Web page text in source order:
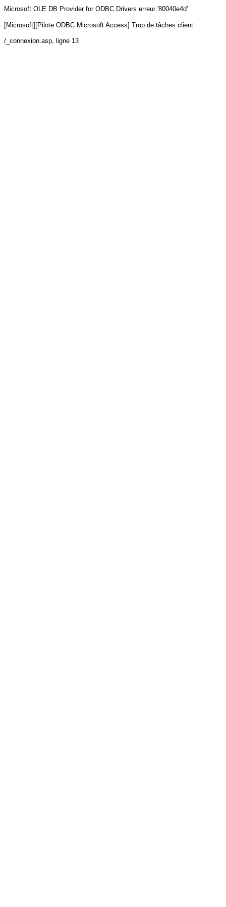
Microsoft OLE DB Provider for ODBC Drivers erreur '80040e4d'
[Microsoft][Pilote ODBC Microsoft Access] Trop de tâches client.
/_connexion.asp, ligne 13